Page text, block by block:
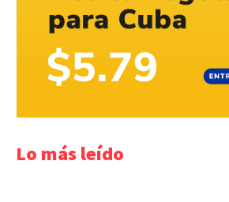
Lo más leído